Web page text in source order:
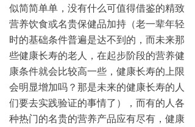
似简简单单，没有什么可值得借鉴的精致
营养饮食或名贵保健品加持（老一辈年轻
时的基础条件普遍是达不到的，而未来那
些健康长寿的老人，在起步阶段的营养健
康条件就会比较高一些，健康长寿的上限
会明显增加吗？那是未来的健康长寿的人
们要去实践验证的事情了），而有的人各
种热门的名贵的营养产品应有尽有，健康